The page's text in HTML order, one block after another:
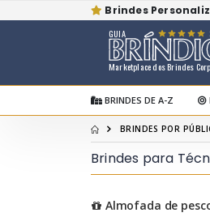
Brindes
Marketplace dos Brindes
GUIA
BRINDES DE A-Z
BRINDES POR
Brindes para
Almofada de